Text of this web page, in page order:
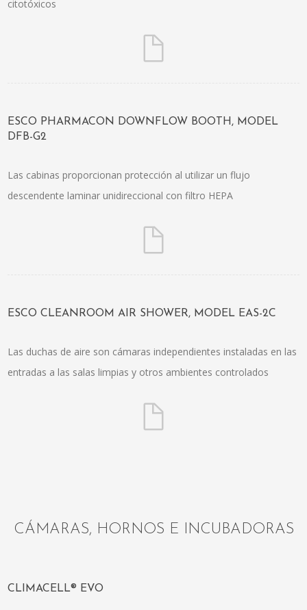
citotóxicos
ESCO PHARMACON DOWNFLOW BOOTH, MODEL
DFB-G2
Las cabinas proporcionan protección al utilizar un flujo
descendente laminar unidireccional con filtro HEPA
ESCO CLEANROOM AIR SHOWER, MODEL EAS-2C
Las duchas de aire son cámaras independientes instaladas en las
entradas a las salas limpias y otros ambientes controlados
CÁMARAS, HORNOS E INCUBADORAS
CLIMACELL® EVO